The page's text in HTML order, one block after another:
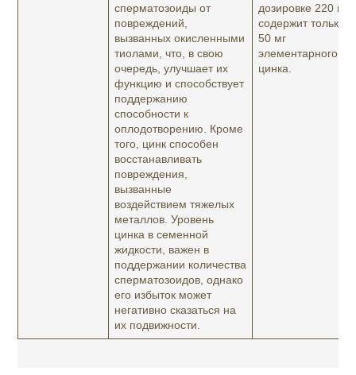
сперматозоиды от
повреждений,
вызванных окисленными
тиолами, что, в свою
очередь, улучшает их
функцию и способствует
поддержанию
способности к
оплодотворению. Кроме
того, цинк способен
восстанавливать
повреждения,
вызванные
воздействием тяжелых
металлов. Уровень
цинка в семенной
жидкости, важен в
поддержании количества
сперматозоидов, однако
его избыток может
негативно сказаться на
их подвижности.
дозировке 220 мг,
содержит только
50 мг
элементарного
цинка.